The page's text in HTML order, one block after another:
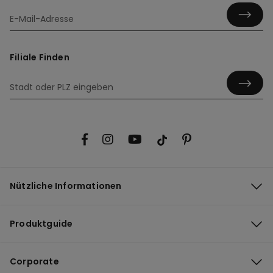
Filiale Finden
Nützliche Informationen
Produktguide
Corporate